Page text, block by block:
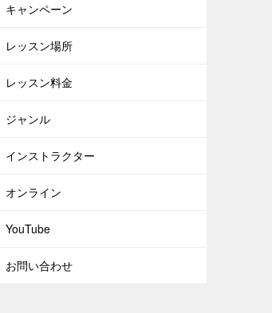
キャンペーン
レッスン場所
レッスン料金
ジャンル
インストラクター
オンライン
YouTube
お問い合わせ